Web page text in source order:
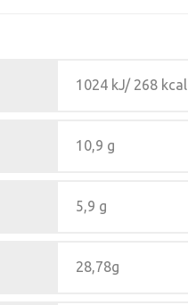
1024 kJ/ 268 kcal
10,9 g
5,9 g
28,78g